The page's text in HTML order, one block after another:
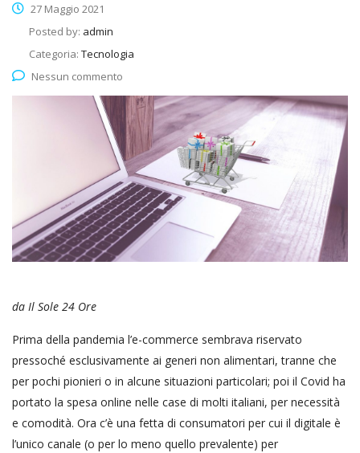
27 Maggio 2021
Posted by: admin
Categoria: Tecnologia
Nessun commento
da Il Sole 24 Ore
Prima della pandemia l’e-commerce sembrava riservato
pressoché esclusivamente ai generi non alimentari, tranne che
per pochi pionieri o in alcune situazioni particolari; poi il Covid ha
portato la spesa online nelle case di molti italiani, per necessità
e comodità. Ora c’è una fetta di consumatori per cui il digitale è
l’unico canale (o per lo meno quello prevalente) per